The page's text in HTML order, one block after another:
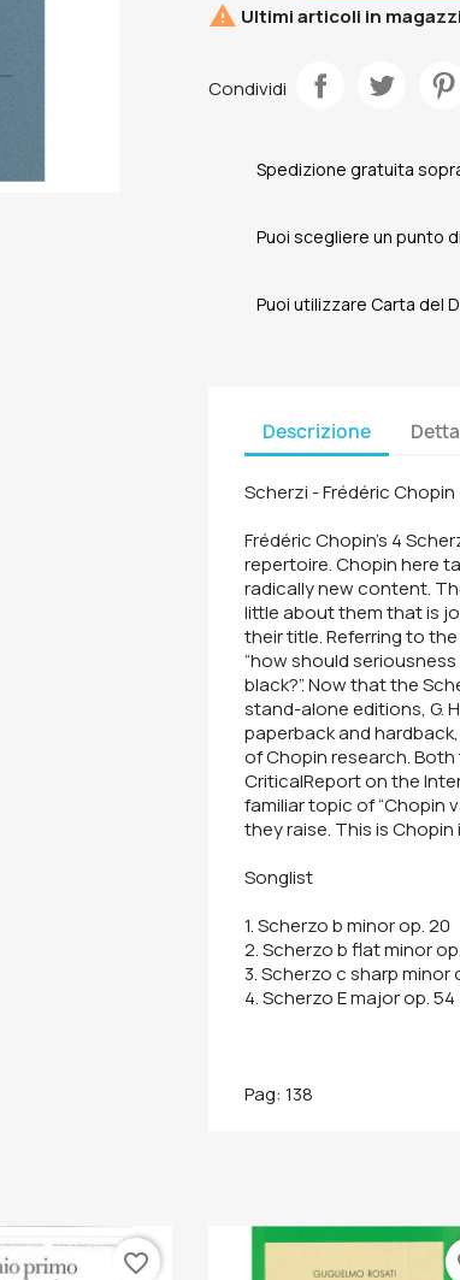
 Ultimi articoli in
Condividi
Spedizione gratuita
Puoi scegliere un punto
Puoi utilizzare Carta del
Descrizione
Scherzi - Frédéric
Frédéric Chopin's 4
repertoire. Chopin here
radically new content.
little about them that is
their title. Referring to
“how should seriousness
black?”. Now that the
stand-alone editions, G.
paperback and
of Chopin research.
CriticalReport on the
familiar topic of “Chopin
they raise. This is
Songlist
1. Scherzo b minor op. 20
2. Scherzo b flat minor op.
3. Scherzo c sharp minor
4. Scherzo E major op. 54
Pag: 138
favorite_border